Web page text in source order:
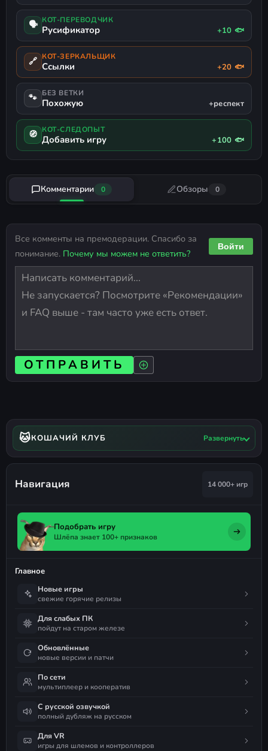
🗣 КОТ-ПЕРЕВОДЧИК
Русификатор +10 🐟
🔗 КОТ-ЗЕРКАЛЬЩИК
Ссылки +20 🐟
🐾 БЕЗ ВЕТКИ
Похожую +респект
🧭 КОТ-СЛЕДОПЫТ
Добавить игру +100 🐟
Комментарии 0 Обзоры 0
Все комменты на премодерации. Спасибо за
понимание. Почему мы можем не ответить?
Войти
ОТПРАВИТЬ
🐱КОШАЧИЙ КЛУБ Развернуть
Навигация 14 000+ игр
Подобрать игру
Шлёпа знает 100+ признаков
Главное
Новые игры
свежие горячие релизы
Для слабых ПК
пойдут на старом железе
Обновлённые
новые версии и патчи
По сети
мультиплеер и кооператив
С русской озвучкой
полный дубляж на русском
Для VR
игры для шлемов и контроллеров